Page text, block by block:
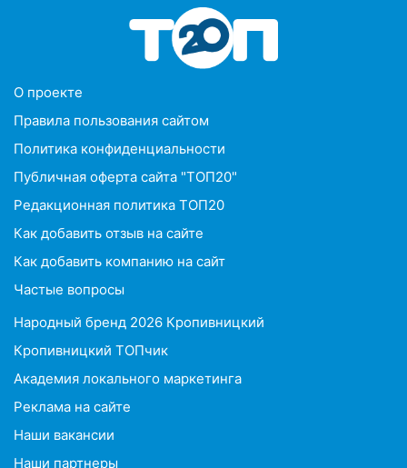
O проекте
Правила пользования сайтом
Политика конфиденциальности
Публичная оферта сайта "ТОП20"
Редакционная политика ТОП20
Как добавить отзыв на сайте
Как добавить компанию на сайт
Частые вопросы
Народный бренд 2026 Кропивницкий
Кропивницкий ТОПчик
Академия локального маркетинга
Реклама на сайте
Наши вакансии
Наши партнеры